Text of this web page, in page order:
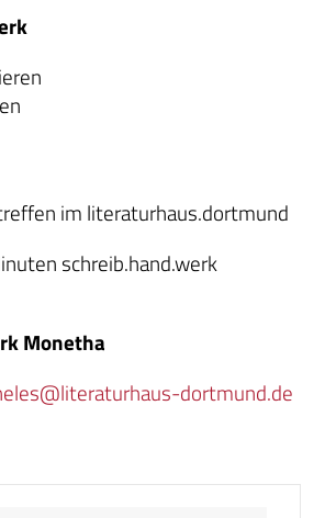
im literaturhaus.dortmund
schreib.hand.werk
Monetha
dortmund.de